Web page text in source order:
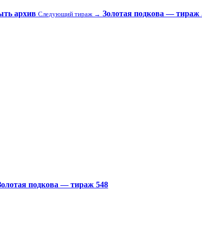
архив Следующий тираж → Золотая подкова — тираж
подкова — тираж 548